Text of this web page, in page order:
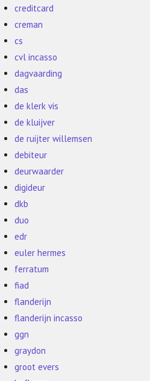
creditcard
creman
cs
cvl incasso
dagvaarding
das
de klerk vis
de kluijver
de ruijter willemsen
debiteur
deurwaarder
digideur
dkb
duo
edr
euler hermes
ferratum
fiad
flanderijn
flanderijn incasso
ggn
graydon
groot evers